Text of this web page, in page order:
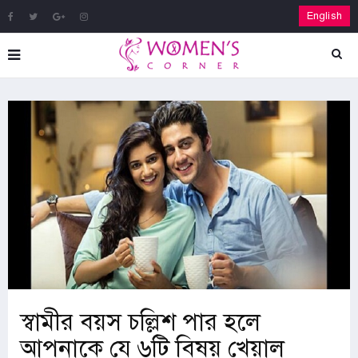
English
স্বামীর বয়স চল্লিশ পার হলে
আপনাকে যে ৬টি বিষয় খেয়াল